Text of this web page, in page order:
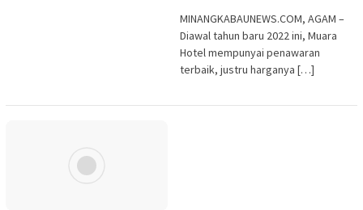
MINANGKABAUNEWS.COM, AGAM –
Diawal tahun baru 2022 ini, Muara
Hotel mempunyai penawaran
terbaik, justru harganya […]